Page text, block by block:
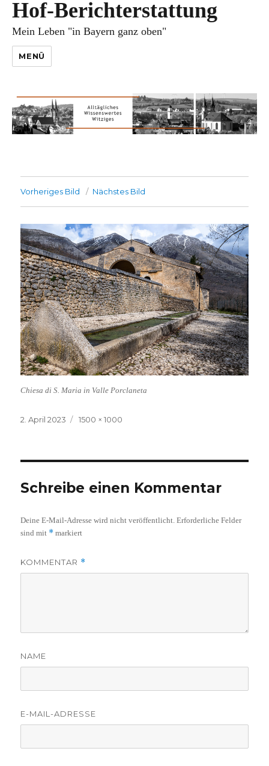
Hof-Berichterstattung
Mein Leben "in Bayern ganz oben"
MENÜ
Vorheriges Bild Nächstes Bild
Chiesa di S. Maria in Valle Porclaneta
Veröffentlicht
2. April 2023
Volle
1500 × 1000
Schreibe einen Kommentar
Deine E-Mail-Adresse wird nicht veröffentlicht. Erforderliche Felder
sind mit * markiert
KOMMENTAR *
NAME
E-MAIL-ADRESSE